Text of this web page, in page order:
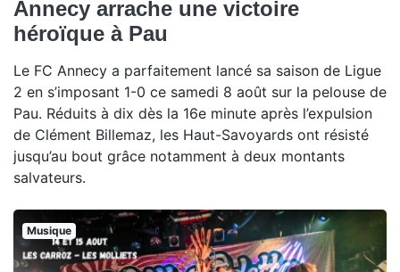
Annecy arrache une victoire
héroïque à Pau
Le FC Annecy a parfaitement lancé sa saison de Ligue
2 en s’imposant 1-0 ce samedi 8 août sur la pelouse de
Pau. Réduits à dix dès la 16e minute après l’expulsion
de Clément Billemaz, les Haut-Savoyards ont résisté
jusqu’au bout grâce notamment à deux montants
salvateurs.
Musique